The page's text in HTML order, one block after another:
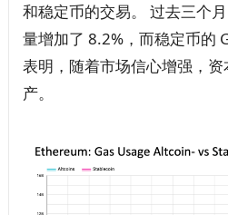
和稳定币的交易。 过去三个
量增加了 8.2%，而稳定币的
表明，随着市场信心增强，
产。